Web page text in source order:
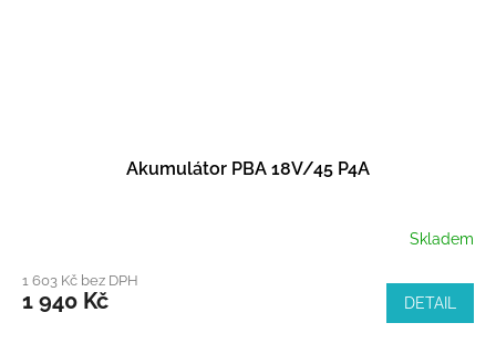
Akumulátor PBA 18V/45 P4A
Skladem
1 603 Kč bez DPH
1 940 Kč DETAIL